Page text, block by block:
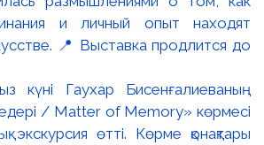
күні Гаухар Бисенғалиеваның
/ Matter of Memory» көрмесі
экскурсия өтті. Көрме қонақтары